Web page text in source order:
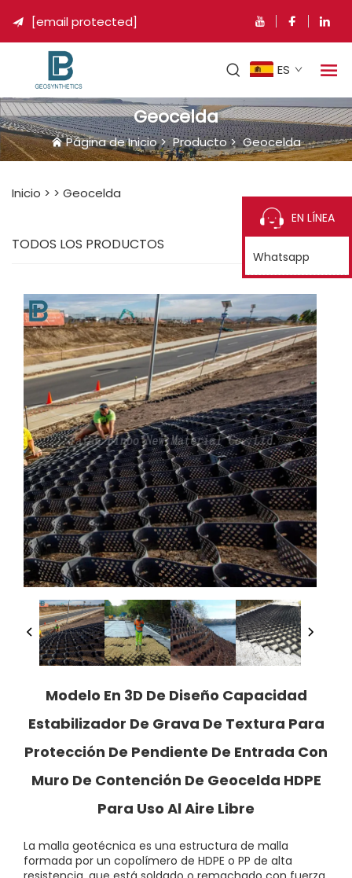
 [email protected]
ES
Geocelda
Página de Inicio>Producto>Geocelda
Inicio > > Geocelda
TODOS LOS PRODUCTOS
Modelo En 3D De Diseño Capacidad
Estabilizador De Grava De Textura Para
Protección De Pendiente De Entrada Con
Muro De Contención De Geocelda HDPE
Para Uso Al Aire Libre
La malla geotécnica es una estructura de malla
formada por un copolímero de HDPE o PP de alta
EN LÍNEA
Whatsapp